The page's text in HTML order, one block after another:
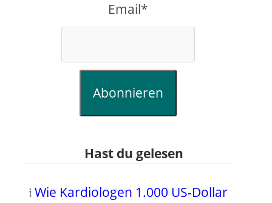
Email*
Abonnieren
Hast du gelesen
𝔦Wie Kardiologen 1.000 US-Dollar